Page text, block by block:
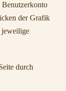
Benutzerkonto
der Grafik
jeweilige
durch